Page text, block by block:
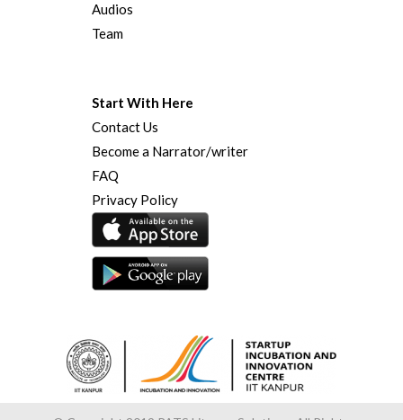
Audios
Team
Start With Here
Contact Us
Become a Narrator/writer
FAQ
Privacy Policy